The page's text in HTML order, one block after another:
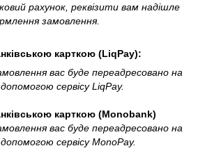
рахунок, реквізити вам надішле
замовлення.
карткою (LiqPay):
вас буде переадресовано на
сервісу LiqPay.
карткою (Monobank)
вас буде переадресовано на
сервісу MonoPay.